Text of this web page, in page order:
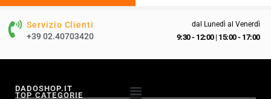
Servizio Clienti
+39 02.40703420
dal Lunedì al Venerdì
9:30 - 12:00| 15:00 - 17:00
DADOSHOP.IT
TOP CATEGORIE